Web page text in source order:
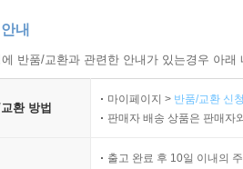
내
반품/교환과 관련한 안내가 있는경우 아
환 방법
마이페이지 > 반품/교환 신
판매자 배송 상품은 판매자
출고 완료 후 10일 이내의